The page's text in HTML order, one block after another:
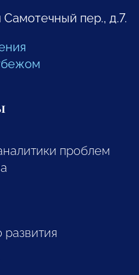
Самотечный пер., д.7.
проблем
развития